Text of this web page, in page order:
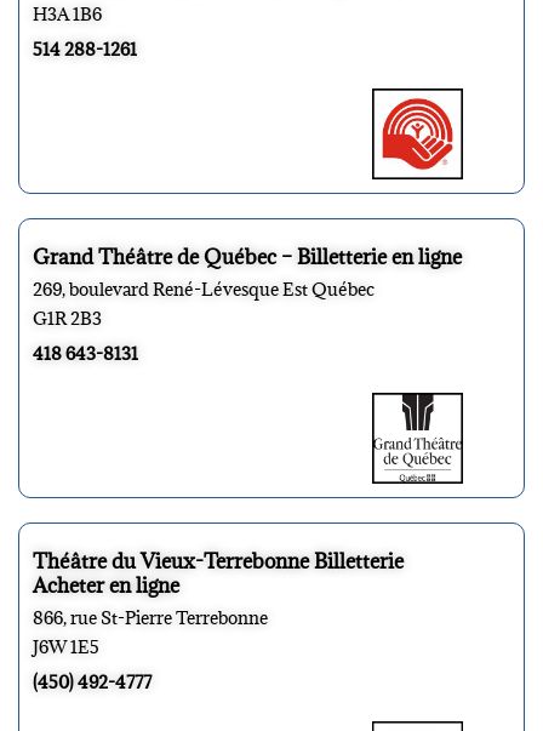
H3A 1B6
514 288-1261
Grand Théâtre de Québec – Billetterie en ligne
269, boulevard René-Lévesque Est Québec
G1R 2B3
418 643-8131
Théâtre du Vieux-Terrebonne Billetterie
Acheter en ligne
866, rue St-Pierre Terrebonne
J6W 1E5
(450) 492-4777